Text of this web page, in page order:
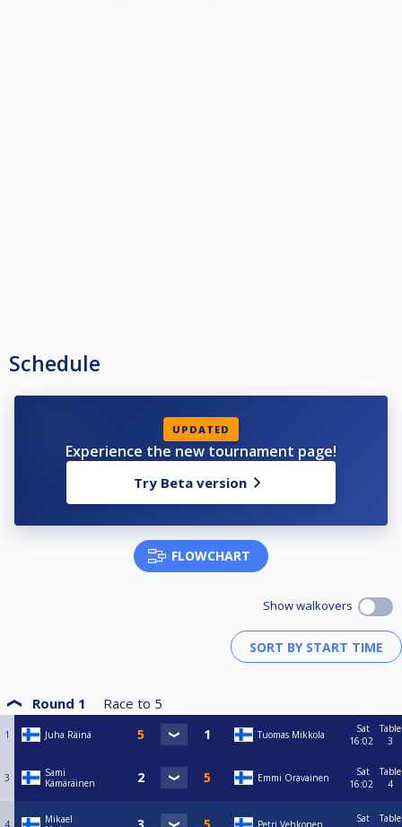
Schedule
UPDATED
Experience the new tournament page!
Try Beta version
FLOWCHART
Show walkovers
Round 1 Race to 5
1 Juha Räinä Tuomas Mikkola
Sat
16:02
Table
3
3
Sami
Kämäräinen
Emmi Oravainen
Sat
16:02
Table
4
Mikael
Sat
Table